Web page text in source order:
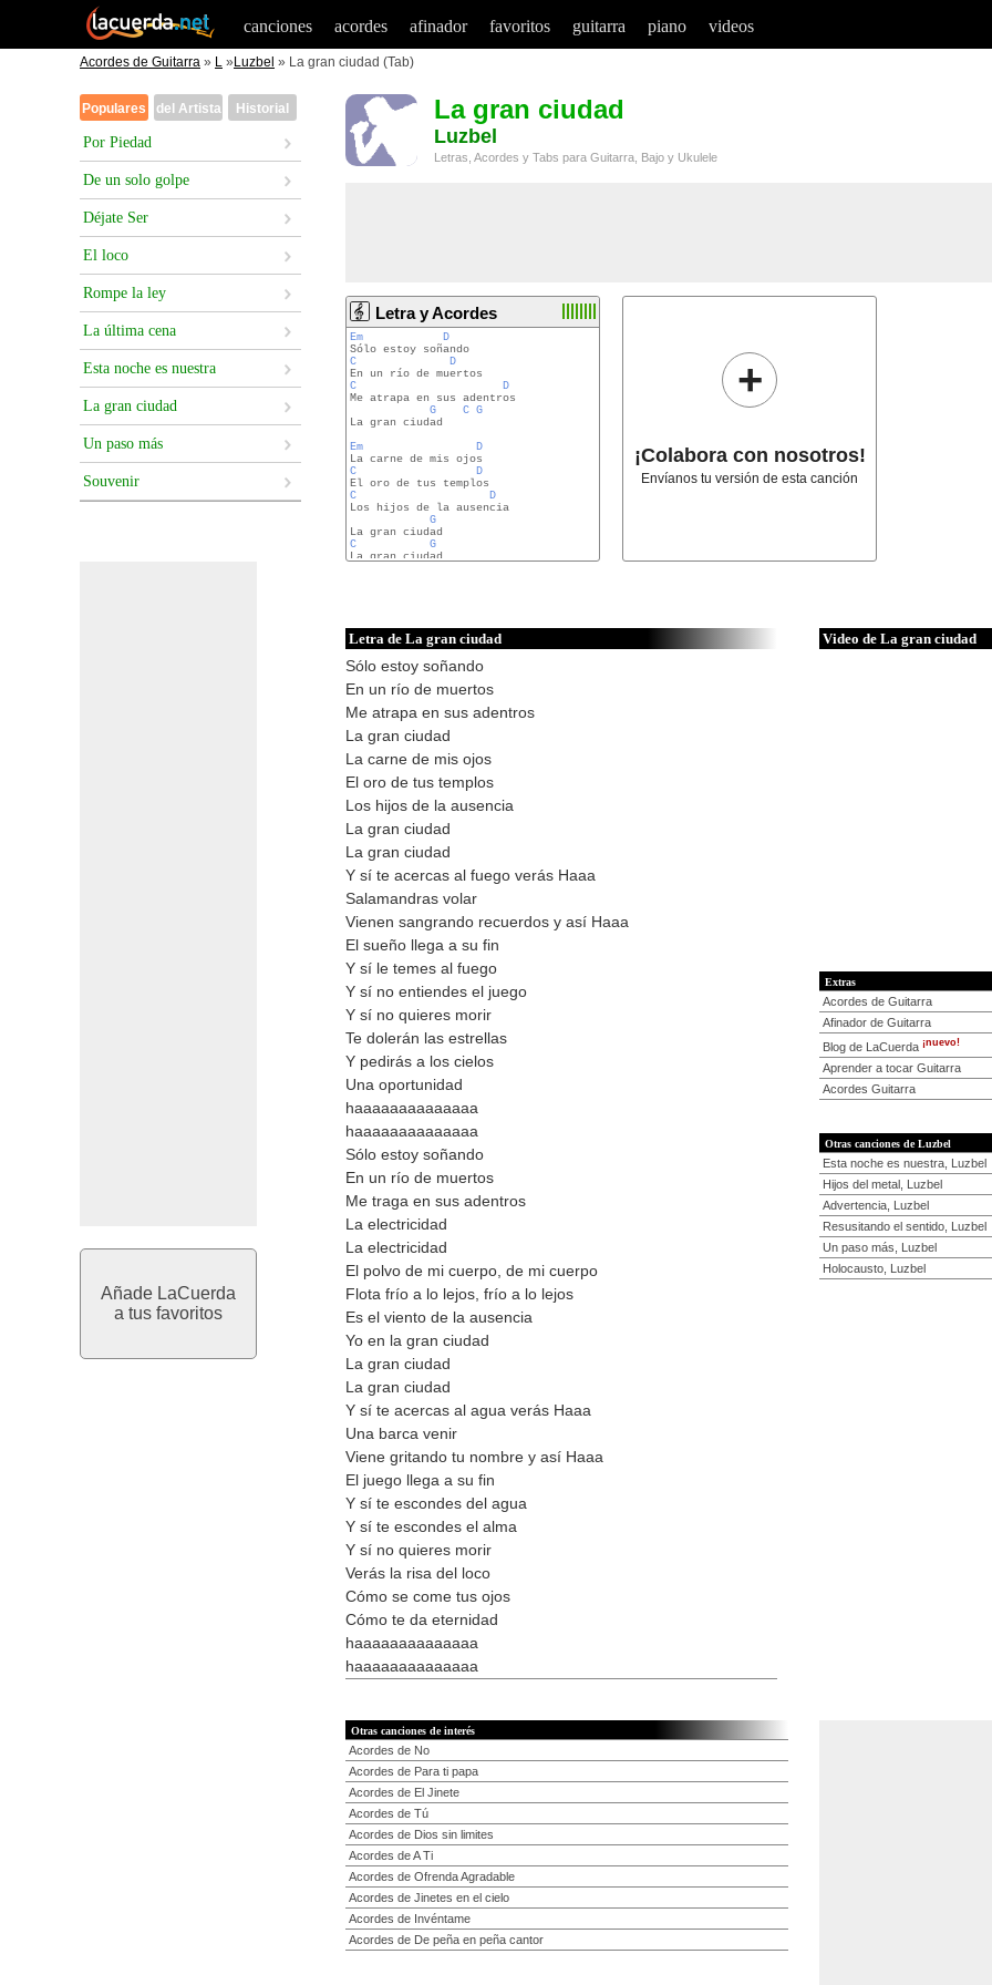
canciones acordes afinador favoritos guitarra piano videos
Acordes de Guitarra » L » Luzbel » La gran ciudad (Tab)
Populares del Artista Historial
Por Piedad
De un solo golpe
Déjate Ser
El loco
Rompe la ley
La última cena
Esta noche es nuestra
La gran ciudad
Un paso más
Souvenir
Añade LaCuerda
a tus favoritos
La gran ciudad
Luzbel
Letras, Acordes y Tabs para Guitarra, Bajo y Ukulele
Letra y Acordes
Em
D
C
D
C
D
Me atrapa en sus adentros
G
C G
La gran ciudad
Em
D
C
D
C
D
Los hijos de la ausencia
G
C
G
La gran ciudad
+
¡Colabora con nosotros!
Envíanos tu versión de esta canción
Letra de La gran ciudad
Sólo estoy soñando
En un río de muertos
Me atrapa en sus adentros
La gran ciudad
La carne de mis ojos
El oro de tus templos
Los hijos de la ausencia
La gran ciudad
La gran ciudad
Y sí te acercas al fuego verás Haaa
Salamandras volar
Vienen sangrando recuerdos y así Haaa
El sueño llega a su fin
Y sí le temes al fuego
Y sí no entiendes el juego
Y sí no quieres morir
Te dolerán las estrellas
Y pedirás a los cielos
Una oportunidad
haaaaaaaaaaaaaa
haaaaaaaaaaaaaa
Sólo estoy soñando
En un río de muertos
Me traga en sus adentros
La electricidad
La electricidad
El polvo de mi cuerpo, de mi cuerpo
Flota frío a lo lejos, frío a lo lejos
Es el viento de la ausencia
Yo en la gran ciudad
La gran ciudad
La gran ciudad
Y sí te acercas al agua verás Haaa
Una barca venir
Viene gritando tu nombre y así Haaa
El juego llega a su fin
Y sí te escondes del agua
Y sí te escondes el alma
Y sí no quieres morir
Verás la risa del loco
Cómo se come tus ojos
Cómo te da eternidad
haaaaaaaaaaaaaa
haaaaaaaaaaaaaa
Video de La gran ciudad
Extras
Acordes de Guitarra
Afinador de Guitarra
Blog de LaCuerda ¡nuevo!
Aprender a tocar Guitarra
Acordes Guitarra
Otras canciones de Luzbel
Esta noche es nuestra, Luzbel
Hijos del metal, Luzbel
Advertencia, Luzbel
Resusitando el sentido, Luzbel
Un paso más, Luzbel
Holocausto, Luzbel
Otras canciones de interés
Acordes de No
Acordes de Para ti papa
Acordes de El Jinete
Acordes de Tú
Acordes de Dios sin limites
Acordes de A Ti
Acordes de Ofrenda Agradable
Acordes de Jinetes en el cielo
Acordes de Invéntame
Acordes de De peña en peña cantor